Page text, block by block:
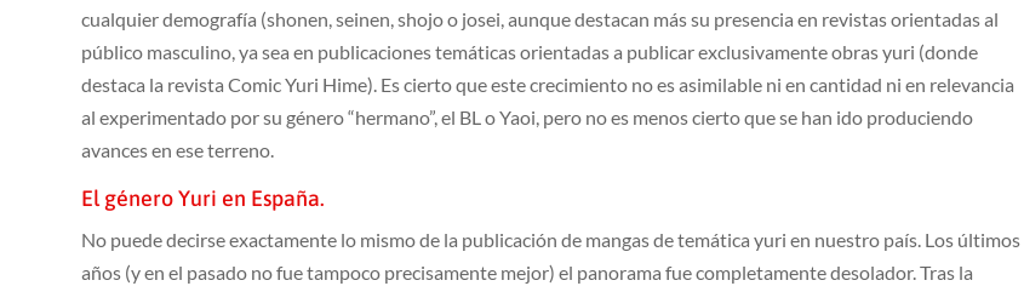
cualquier demografía (shonen, seinen, shojo o josei, aunque destacan más su presencia en revistas orientadas al
público masculino, ya sea en publicaciones temáticas orientadas a publicar exclusivamente obras yuri (donde
destaca la revista Comic Yuri Hime). Es cierto que este crecimiento no es asimilable ni en cantidad ni en relevancia
al experimentado por su género “hermano”, el BL o Yaoi, pero no es menos cierto que se han ido produciendo
avances en ese terreno.
El género Yuri en España.
No puede decirse exactamente lo mismo de la publicación de mangas de temática yuri en nuestro país. Los últimos
años (y en el pasado no fue tampoco precisamente mejor) el panorama fue completamente desolador. Tras la